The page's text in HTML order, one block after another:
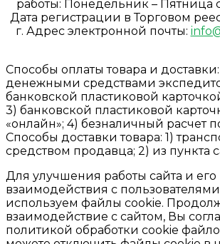
работы: Понедельник – Пятница
Дата регистрации в Торговом
г. Адрес электронной почты:
Способы оплаты товара и
денежными средствами
банковской пластиковой
3) банковской пластиковой
«онлайн»; 4) безналичный расчет
Способы доставки товара: 1)
средством продавца; 2) из пункта
Для улучшения работы сайта и его
взаимодействия с
используем файлы cookie.
взаимодействие с сайтом, Вы
политикой обработки cookie